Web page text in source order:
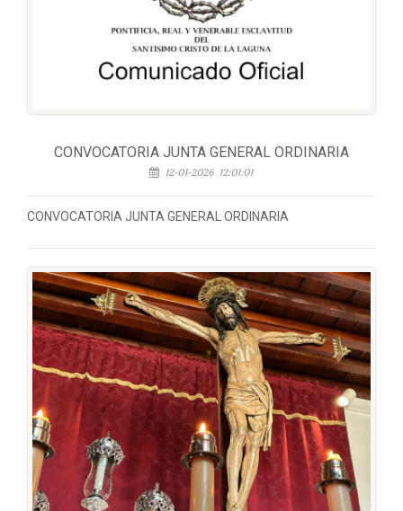
CONVOCATORIA JUNTA GENERAL ORDINARIA
12-01-2026 12:01:01
CONVOCATORIA JUNTA GENERAL ORDINARIA